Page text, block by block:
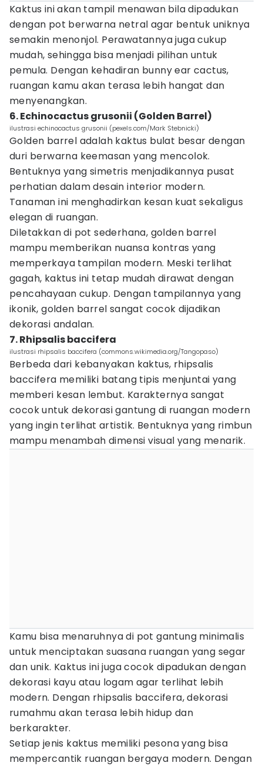
Kaktus ini akan tampil menawan bila dipadukan
dengan pot berwarna netral agar bentuk uniknya
semakin menonjol. Perawatannya juga cukup
mudah, sehingga bisa menjadi pilihan untuk
pemula. Dengan kehadiran bunny ear cactus,
ruangan kamu akan terasa lebih hangat dan
menyenangkan.
6. Echinocactus grusonii (Golden Barrel)
ilustrasi echinocactus grusonii (pexels.com/Mark Stebnicki)
Golden barrel adalah kaktus bulat besar dengan
duri berwarna keemasan yang mencolok.
Bentuknya yang simetris menjadikannya pusat
perhatian dalam desain interior modern.
Tanaman ini menghadirkan kesan kuat sekaligus
elegan di ruangan.
Diletakkan di pot sederhana, golden barrel
mampu memberikan nuansa kontras yang
memperkaya tampilan modern. Meski terlihat
gagah, kaktus ini tetap mudah dirawat dengan
pencahayaan cukup. Dengan tampilannya yang
ikonik, golden barrel sangat cocok dijadikan
dekorasi andalan.
7. Rhipsalis baccifera
ilustrasi rhipsalis baccifera (commons.wikimedia.org/Tangopaso)
Berbeda dari kebanyakan kaktus, rhipsalis
baccifera memiliki batang tipis menjuntai yang
memberi kesan lembut. Karakternya sangat
cocok untuk dekorasi gantung di ruangan modern
yang ingin terlihat artistik. Bentuknya yang rimbun
mampu menambah dimensi visual yang menarik.
Kamu bisa menaruhnya di pot gantung minimalis
untuk menciptakan suasana ruangan yang segar
dan unik. Kaktus ini juga cocok dipadukan dengan
dekorasi kayu atau logam agar terlihat lebih
modern. Dengan rhipsalis baccifera, dekorasi
rumahmu akan terasa lebih hidup dan
berkarakter.
Setiap jenis kaktus memiliki pesona yang bisa
mempercantik ruangan bergaya modern. Dengan